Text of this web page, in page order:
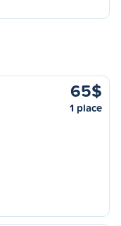
65$
1 place